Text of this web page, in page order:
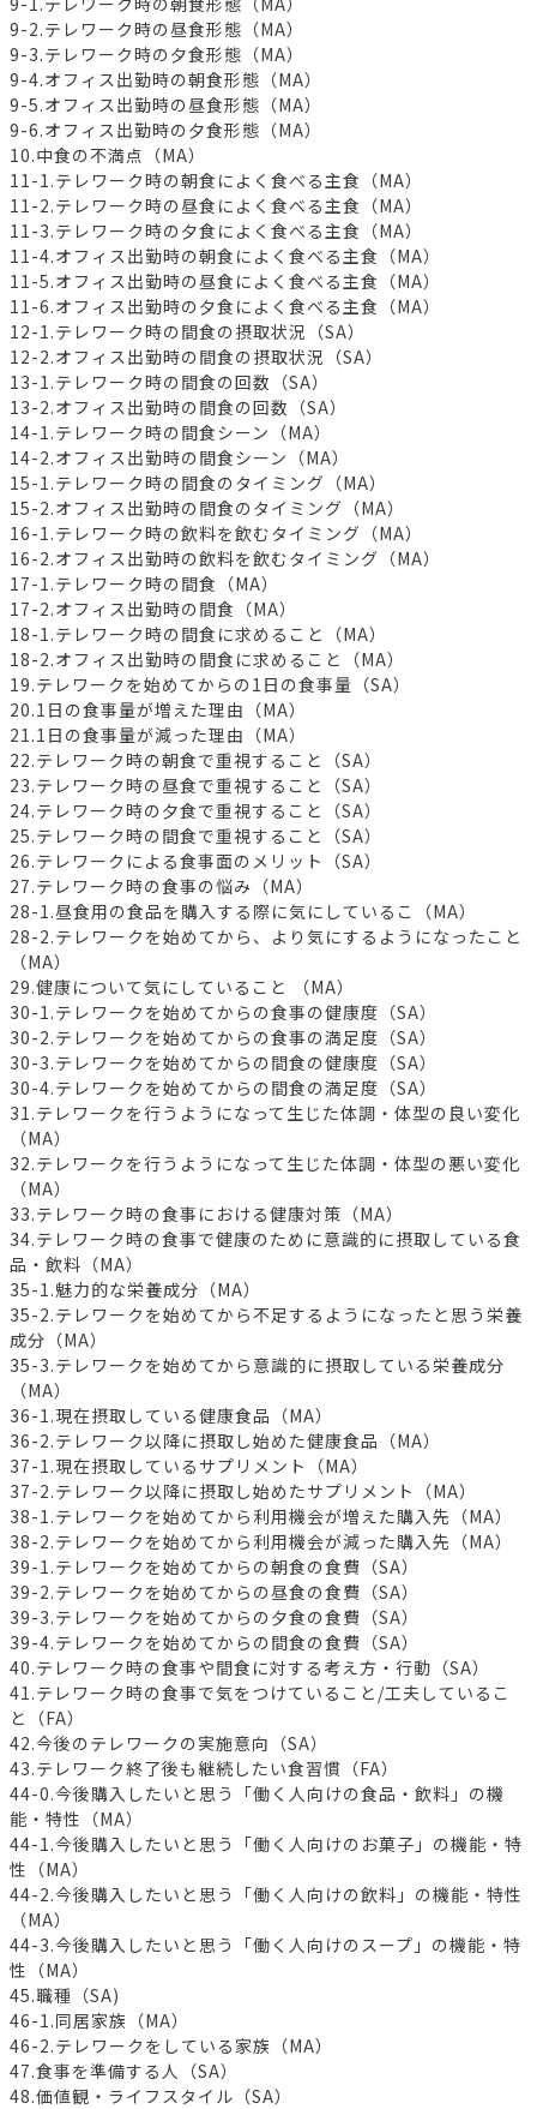
9-2.テレワーク時の昼食形態（MA）
9-3.テレワーク時の夕食形態（MA）
9-4.オフィス出勤時の朝食形態（MA）
9-5.オフィス出勤時の昼食形態（MA）
9-6.オフィス出勤時の夕食形態（MA）
10.中食の不満点（MA）
11-1.テレワーク時の朝食によく食べる主食（MA）
11-2.テレワーク時の昼食によく食べる主食（MA）
11-3.テレワーク時の夕食によく食べる主食（MA）
11-4.オフィス出勤時の朝食によく食べる主食（MA）
11-5.オフィス出勤時の昼食によく食べる主食（MA）
11-6.オフィス出勤時の夕食によく食べる主食（MA）
12-1.テレワーク時の間食の摂取状況（SA）
12-2.オフィス出勤時の間食の摂取状況（SA）
13-1.テレワーク時の間食の回数（SA）
13-2.オフィス出勤時の間食の回数（SA）
14-1.テレワーク時の間食シーン（MA）
14-2.オフィス出勤時の間食シーン（MA）
15-1.テレワーク時の間食のタイミング（MA）
15-2.オフィス出勤時の間食のタイミング（MA）
16-1.テレワーク時の飲料を飲むタイミング（MA）
16-2.オフィス出勤時の飲料を飲むタイミング（MA）
17-1.テレワーク時の間食（MA）
17-2.オフィス出勤時の間食（MA）
18-1.テレワーク時の間食に求めること（MA）
18-2.オフィス出勤時の間食に求めること（MA）
19.テレワークを始めてからの1日の食事量（SA）
20.1日の食事量が増えた理由（MA）
21.1日の食事量が減った理由（MA）
22.テレワーク時の朝食で重視すること（SA）
23.テレワーク時の昼食で重視すること（SA）
24.テレワーク時の夕食で重視すること（SA）
25.テレワーク時の間食で重視すること（SA）
26.テレワークによる食事面のメリット（SA）
27.テレワーク時の食事の悩み（MA）
28-1.昼食用の食品を購入する際に気にしているこ（MA）
28-2.テレワークを始めてから、より気にするようになったこと
（MA）
29.健康について気にしていること （MA）
30-1.テレワークを始めてからの食事の健康度（SA）
30-2.テレワークを始めてからの食事の満足度（SA）
30-3.テレワークを始めてからの間食の健康度（SA）
30-4.テレワークを始めてからの間食の満足度（SA）
31.テレワークを行うようになって生じた体調・体型の良い変化
（MA）
32.テレワークを行うようになって生じた体調・体型の悪い変化
（MA）
33.テレワーク時の食事における健康対策（MA）
34.テレワーク時の食事で健康のために意識的に摂取している食
品・飲料（MA）
35-1.魅力的な栄養成分（MA）
35-2.テレワークを始めてから不足するようになったと思う栄養
成分（MA）
35-3.テレワークを始めてから意識的に摂取している栄養成分
（MA）
36-1.現在摂取している健康食品（MA）
36-2.テレワーク以降に摂取し始めた健康食品（MA）
37-1.現在摂取しているサプリメント（MA）
37-2.テレワーク以降に摂取し始めたサプリメント（MA）
38-1.テレワークを始めてから利用機会が増えた購入先（MA）
38-2.テレワークを始めてから利用機会が減った購入先（MA）
39-1.テレワークを始めてからの朝食の食費（SA）
39-2.テレワークを始めてからの昼食の食費（SA）
39-3.テレワークを始めてからの夕食の食費（SA）
39-4.テレワークを始めてからの間食の食費（SA）
40.テレワーク時の食事や間食に対する考え方・行動（SA）
41.テレワーク時の食事で気をつけていること/工夫しているこ
と（FA）
42.今後のテレワークの実施意向（SA）
43.テレワーク終了後も継続したい食習慣（FA）
44-0.今後購入したいと思う「働く人向けの食品・飲料」の機
能・特性（MA）
44-1.今後購入したいと思う「働く人向けのお菓子」の機能・特
性（MA）
44-2.今後購入したいと思う「働く人向けの飲料」の機能・特性
（MA）
44-3.今後購入したいと思う「働く人向けのスープ」の機能・特
性（MA）
45.職種（SA)
46-1.同居家族（MA）
46-2.テレワークをしている家族（MA）
47.食事を準備する人（SA）
48.価値観・ライフスタイル（SA）